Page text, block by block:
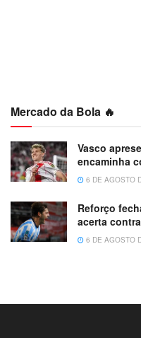
Mercado da Bola 🔥
Vasco
encaminha
6 DE AGOSTO
Reforço
acerta
6 DE AGOSTO